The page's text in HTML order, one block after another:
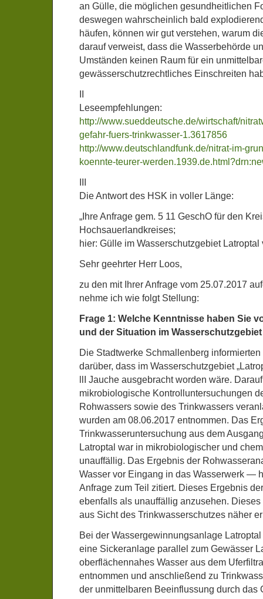
an Gülle, die möglichen gesundheitlichen
deswegen wahrscheinlich bald
häufen, können wir gut verstehen, warum
darauf verweist, dass die Wasserbehörde
Umständen keinen Raum für ein
gewässerschutzrechtliches Einschreiten
Leseempfehlungen:
http://www.sueddeutsche.de/wirtschaft/
gefahr-fuers-trinkwasser-1.3617856
http://www.deutschlandfunk.de/nitrat-im-
koennte-teurer-
Die Antwort des HSK in voller Länge:
„Ihre Anfrage gem. 5 11 GeschO für den
Hochsauerlandkreises;
hier: Gülle im Wasserschutzgebiet Latroptal
Sehr geehrter Herr Loos,
zu den mit Ihrer Anfrage vom 25.07.2017
nehme ich wie folgt Stellung:
Frage 1: Welche Kenntnisse haben Sie
und der Situation im
Die Stadtwerke Schmallenberg
darüber, dass im Wasserschutzgebiet
llI Jauche ausgebracht worden wäre.
mikrobiologische Kontrolluntersuchungen
Rohwassers sowie des Trinkwassers
wurden am 08.06.2017 entnommen. Das
Trinkwasseruntersuchung aus dem
Latroptal war in mikrobiologischer und
unauffällig. Das Ergebnis der
Wasser vor Eingang in das Wasserwerk —
Anfrage zum Teil zitiert. Dieses Ergebnis
ebenfalls als unauffällig anzusehen.
aus Sicht des Trinkwasserschutzes näher
Bei der Wassergewinnungsanlage
eine Sickeranlage parallel zum Gewässer
oberflächennahes Wasser aus dem
entnommen und anschließend zu
der unmittelbaren Beeinflussung durch das